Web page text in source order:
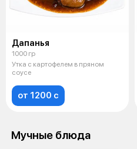
Дапанья
1000 гр
Утка с картофелем в пряном
соусе
от 1200 c
Мучные блюда